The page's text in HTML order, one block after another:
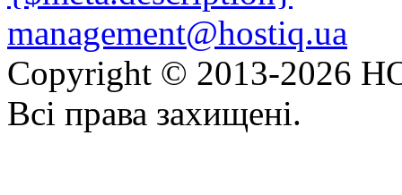
management@hostiq.ua
Copyright © 2013-2026
Всі права захищені.